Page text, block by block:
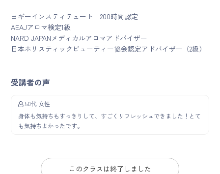
ヨギーインスティテュート 200時間認定
AEAJアロマ検定1級
NARD JAPANメディカルアロマアドバイザー
日本ホリスティックビューティー協会認定アドバイザー（2級）
受講者の声
50代 女性
身体も気持ちもすっきりして、すごくリフレッシュできました！とて
も気持ちよかったです。
このクラスは終了しました